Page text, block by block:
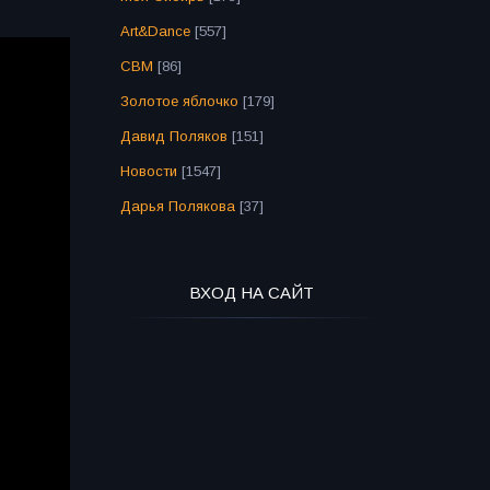
Art&Dance [557]
СВМ [86]
Золотое яблочко [179]
Давид Поляков [151]
Новости [1547]
Дарья Полякова [37]
ВХОД НА САЙТ